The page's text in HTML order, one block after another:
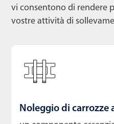
vi consentono di rendere
vostre attività di
Noleggio di carrozze